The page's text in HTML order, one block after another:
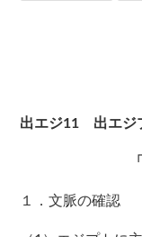
出エジ11 出エジ
１．文脈の確認